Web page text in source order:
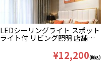
LEDシーリングライト スポット
ライト付 リビング照明 店舗ラ
¥12,200(税込)